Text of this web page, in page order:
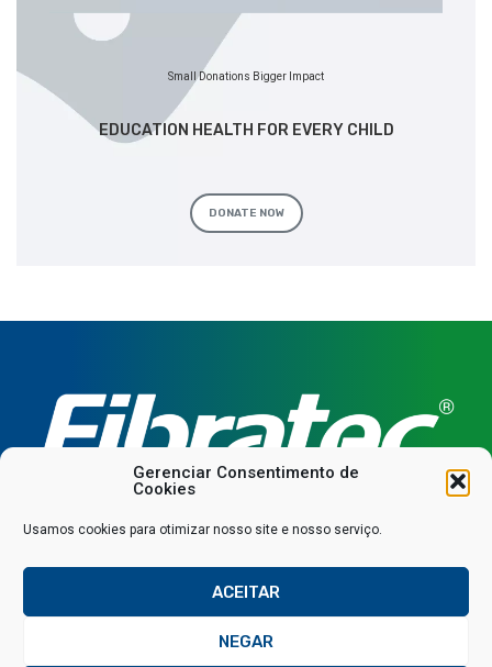
Gerenciar Consentimento de
Cookies
Usamos cookies para otimizar nosso site e nosso serviço.
ACEITAR
NEGAR
Small Donations Bigger Impact
EDUCATION HEALTH FOR EVERY CHILD
DONATE NOW
Downloads